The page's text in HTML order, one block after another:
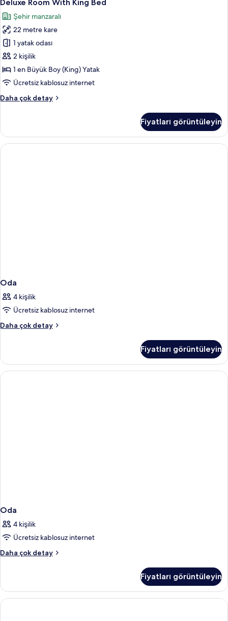
Check-
out
hakkında
daha
fazla
detay
Room
With
King
Bed
için
tüm
fotoğrafları
Deluxe Room With King Bed
Şehir manzaralı
22 metre kare
1 yatak odası
2 kişilik
1 en Büyük Boy (King) Yatak
Ücretsiz kablosuz internet
Daha çok detay
Deluxe
Bed
hakkında
daha
Fiyatları görüntüleyin
Oda
4 kişilik
Ücretsiz kablosuz internet
Daha çok detay
Oda
detay
Fiyatları görüntüleyin
Oda
4 kişilik
Ücretsiz kablosuz internet
Daha çok detay
Oda
detay
Fiyatları görüntüleyin